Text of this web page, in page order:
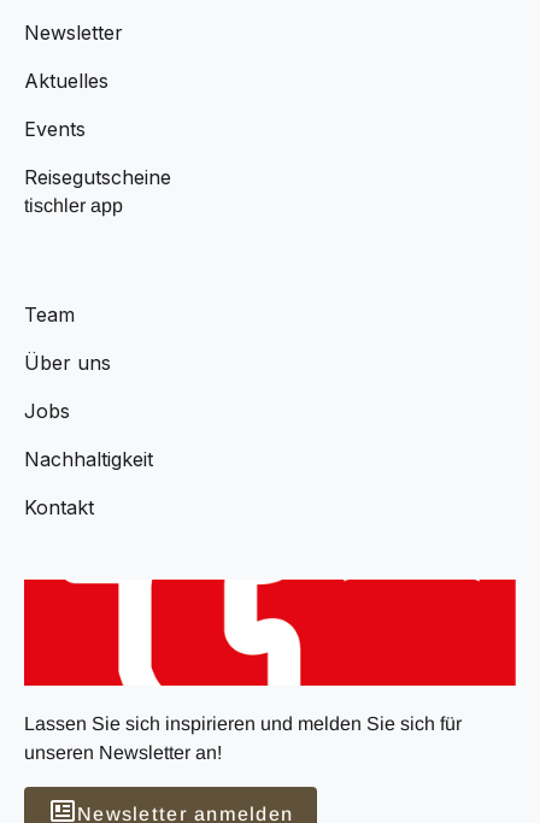
Newsletter
Aktuelles
Events
Reisegutscheine
tischler app
Team
Über uns
Jobs
Nachhaltigkeit
Kontakt
Lassen Sie sich inspirieren und melden Sie sich für
unseren Newsletter an!
Newsletter anmelden